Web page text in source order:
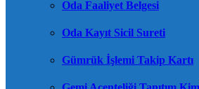
Oda Faaliyet Belgesi
Oda Kayıt Sicil Sureti
Gümrük İşlemi Takip Kartı